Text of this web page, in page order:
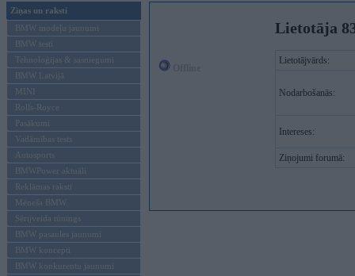
Ziņas un raksti
BMW modeļu jaunumi
BMW testi
Tehnoloģijas & sasniegumi
BMW Latvijā
MINI
Rolls-Royce
Pasākumi
Vadāmības tests
Autosports
BMWPower aktuāli
Reklāmas raksti
Mēneša BMW
Sērijveida tūnings
BMW pasaules jaunumi
BMW koncepti
BMW konkurentu jaunumi
Lietotāja
Lietotājvārds:
Nodarbošanās:
Intereses:
Ziņojumi forumā: